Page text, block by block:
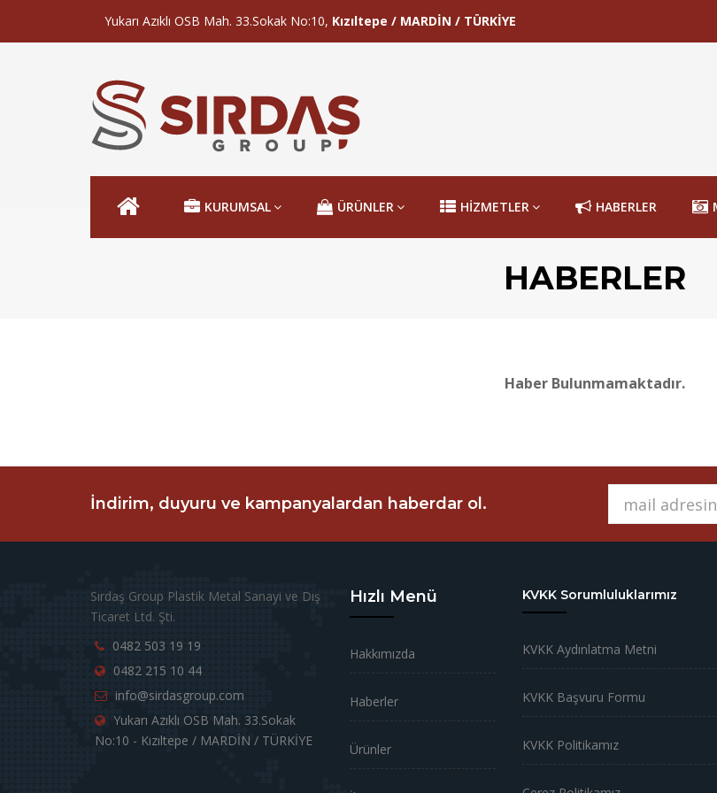
Yukarı Azıklı OSB Mah. 33.Sokak No:10, Kızıltepe / MARDİN / TÜRKİYE
KURUMSAL ÜRÜNLER HİZMETLER HABERLER
HABERLER
Haber Bulunmamaktadır.
İndirim, duyuru ve kampanyalardan haberdar ol.
Sırdaş Group Plastik Metal Sanayi ve Dış
Ticaret Ltd. Şti.
0482 503 19 19
0482 215 10 44
info@sirdasgroup.com
Yukarı Azıklı OSB Mah. 33.Sokak
No:10 - Kızıltepe / MARDİN / TÜRKİYE
Hızlı Menü
Hakkımızda
Haberler
Ürünler
KVKK Sorumluluklarımız
KVKK Aydınlatma Metni
KVKK Başvuru Formu
KVKK Politikamız